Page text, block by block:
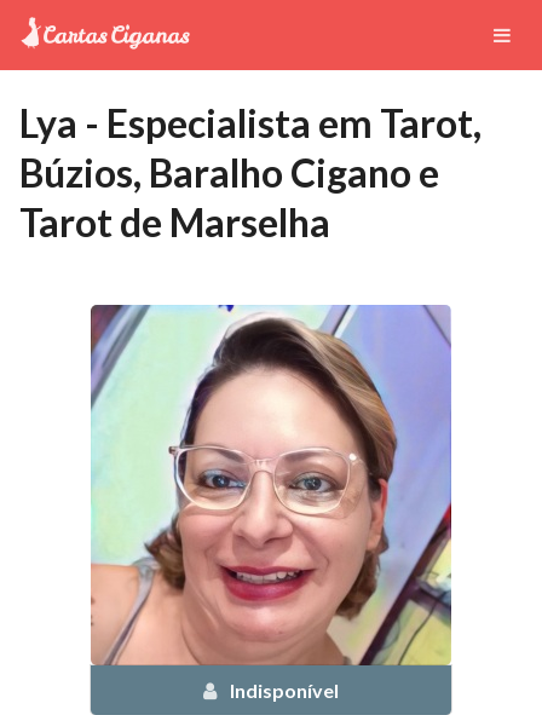
Lya - Especialista em Tarot,
Búzios, Baralho Cigano e
Tarot de Marselha
Indisponível